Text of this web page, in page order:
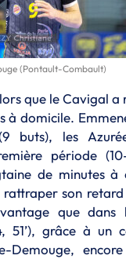
(Pontault-Combault)
que le Cavigal a
à domicile.
buts), les
période
de minutes
son retard
que dans
51’), grâce à un
Demouge,